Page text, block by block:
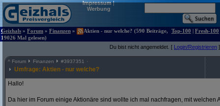
Impressum|
Werbung
Geizhals » Forum » Finanzen »
Aktien - nur welche? (590 Beiträge,
19026 Mal gelesen)
Top-100 | Fresh-100
Du bist nicht angemeldet. [ Login/Registrieren ]
^ Forum Finanzen #3937351
Umfrage: Aktien - nur welche?
Hallo!
Da hier im Forum einige Aktionäre sind wollte ich mal nachfragen, mit welchen